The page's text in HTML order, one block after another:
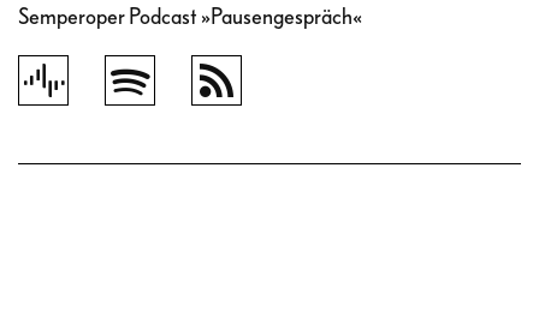
Semperoper Podcast »Pausengespräch«